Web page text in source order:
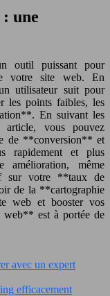
une
outil puissant pour
votre site web. En
utilisateur suit pour
les points faibles, les
En suivant les
article, vous pouvez
de **conversion** et
rapidement et plus
amélioration, même
sur votre **taux de
de la **cartographie
web et booster vos
web** est à portée de
avec un expert
efficacement